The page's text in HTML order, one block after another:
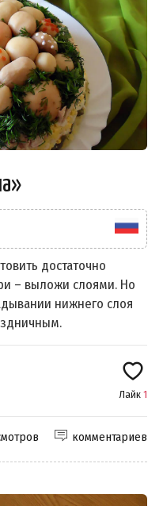
достаточно
– выложи слоями. Но
нижнего слоя
Лайк 1
комментариев